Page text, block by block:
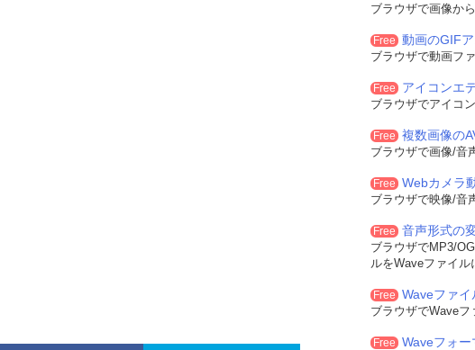
ブラウザで画像か
Free 動画のGIF
ブラウザで動画フ
Free アイコンエ
ブラウザでアイコ
Free 複数画像の
ブラウザで画像/音
Free Webカメラ
ブラウザで映像/音
Free 音声形式の
ブラウザでMP3/
ルをWaveファイル
Free Waveファイ
ブラウザでWave
Free Waveフォ